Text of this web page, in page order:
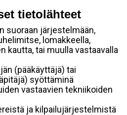
tietolähteet
suoraan järjestelmään,
lomakkeella,
kautta, tai muulla vastaavalla
(pääkäyttäjä) tai
syöttäminä
vastaavien tekniikoiden
ja kilpailujärjestelmistä